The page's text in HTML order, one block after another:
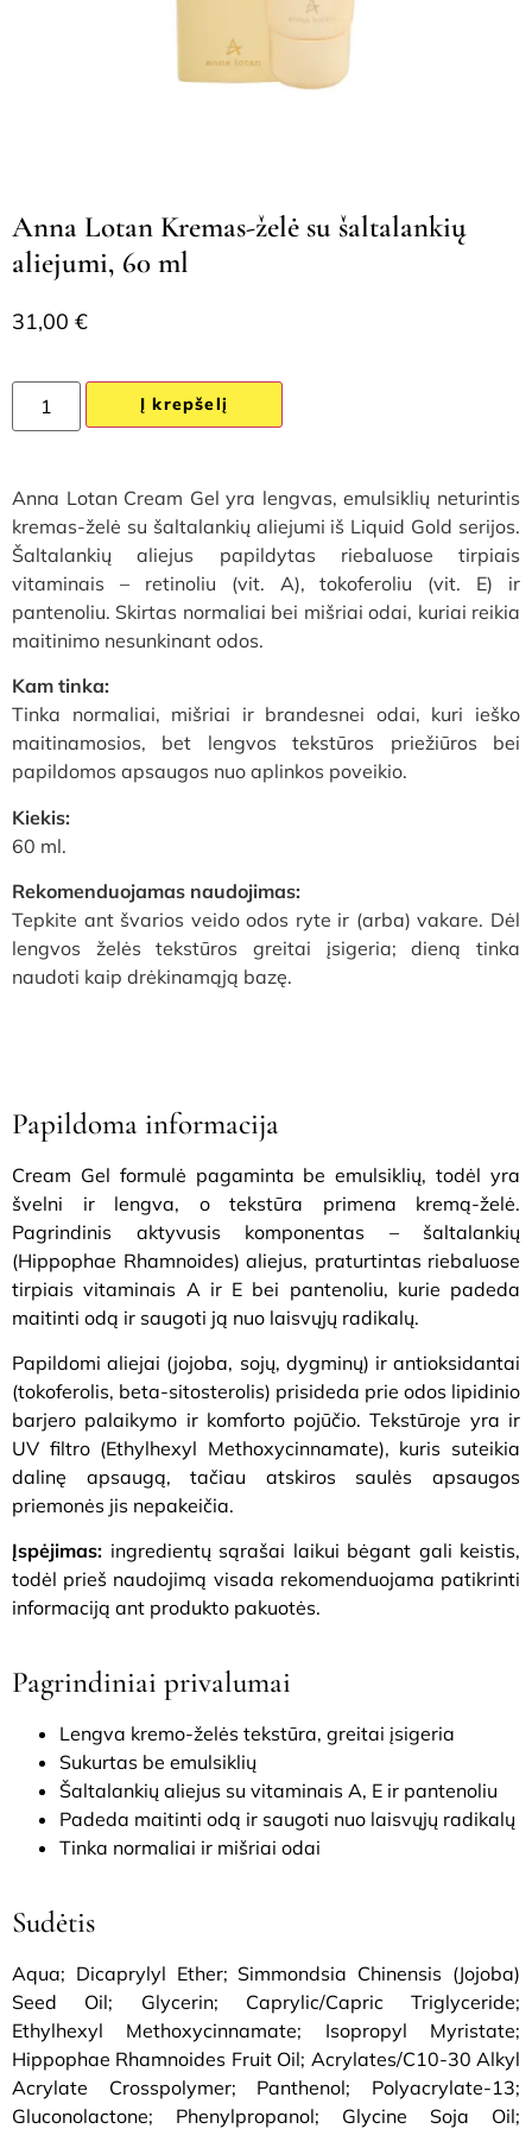
Anna Lotan Kremas-želė su šaltalankių
aliejumi, 60 ml
31,00 €
Į krepšelį
Anna Lotan Cream Gel yra lengvas, emulsiklių neturintis
kremas-želė su šaltalankių aliejumi iš Liquid Gold serijos.
Šaltalankių aliejus papildytas riebaluose tirpiais
vitaminais – retinoliu (vit. A), tokoferoliu (vit. E) ir
pantenoliu. Skirtas normaliai bei mišriai odai, kuriai reikia
maitinimo nesunkinant odos.
Kam tinka:
Tinka normaliai, mišriai ir brandesnei odai, kuri ieško
maitinamosios, bet lengvos tekstūros priežiūros bei
papildomos apsaugos nuo aplinkos poveikio.
Kiekis:
60 ml.
Rekomenduojamas naudojimas:
Tepkite ant švarios veido odos ryte ir (arba) vakare. Dėl
lengvos želės tekstūros greitai įsigeria; dieną tinka
naudoti kaip drėkinamąją bazę.
Papildoma informacija
Cream Gel formulė pagaminta be emulsiklių, todėl yra
švelni ir lengva, o tekstūra primena kremą-želė.
Pagrindinis aktyvusis komponentas – šaltalankių
(Hippophae Rhamnoides) aliejus, praturtintas riebaluose
tirpiais vitaminais A ir E bei pantenoliu, kurie padeda
maitinti odą ir saugoti ją nuo laisvųjų radikalų.
Papildomi aliejai (jojoba, sojų, dygminų) ir antioksidantai
(tokoferolis, beta-sitosterolis) prisideda prie odos lipidinio
barjero palaikymo ir komforto pojūčio. Tekstūroje yra ir
UV filtro (Ethylhexyl Methoxycinnamate), kuris suteikia
dalinę apsaugą, tačiau atskiros saulės apsaugos
priemonės jis nepakeičia.
Įspėjimas: ingredientų sąrašai laikui bėgant gali keistis,
todėl prieš naudojimą visada rekomenduojama patikrinti
informaciją ant produkto pakuotės.
Pagrindiniai privalumai
Lengva kremo-želės tekstūra, greitai įsigeria
Sukurtas be emulsiklių
Šaltalankių aliejus su vitaminais A, E ir pantenoliu
Padeda maitinti odą ir saugoti nuo laisvųjų radikalų
Tinka normaliai ir mišriai odai
Sudėtis
Aqua; Dicaprylyl Ether; Simmondsia Chinensis (Jojoba)
Seed Oil; Glycerin; Caprylic/Capric Triglyceride;
Ethylhexyl Methoxycinnamate; Isopropyl Myristate;
Hippophae Rhamnoides Fruit Oil; Acrylates/C10-30 Alkyl
Acrylate Crosspolymer; Panthenol; Polyacrylate-13;
Gluconolactone; Phenylpropanol; Glycine Soja Oil;